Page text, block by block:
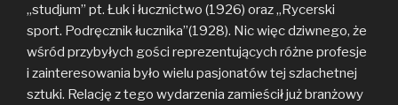
„studjum” pt. Łuk i łucznictwo (1926) oraz „Rycerski
sport. Podręcznik łucznika”(1928). Nic więc dziwnego, że
wśród przybyłych gości reprezentujących różne profesje
i zainteresowania było wielu pasjonatów tej szlachetnej
sztuki. Relację z tego wydarzenia zamieścił już branżowy